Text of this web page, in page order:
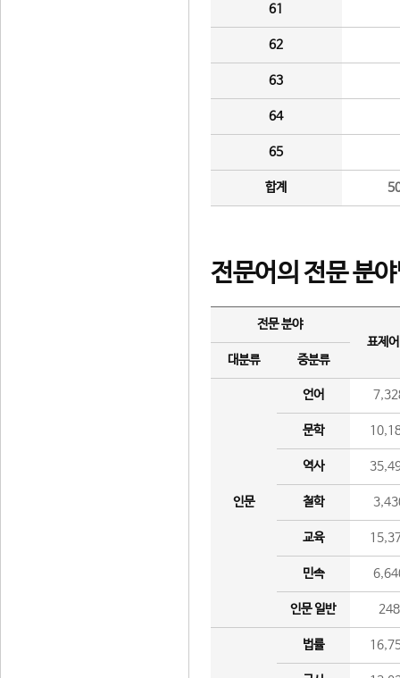
61
62
63
64
65
합계
전문어의 전문 분
전문 분야
표제
대분류
중분류
인문
언어
문학
역사
철학
교육
민속
인문 일반 248
법률